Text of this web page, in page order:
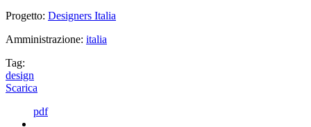
Progetto: Designers Italia
Amministrazione: italia
Tag:
design
Scarica
pdf